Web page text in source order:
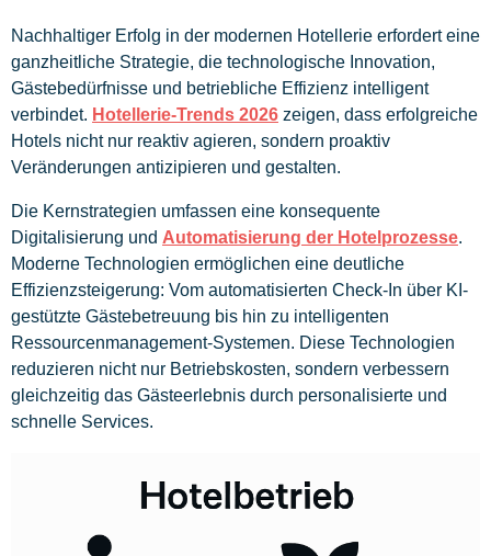
Nachhaltiger Erfolg in der modernen Hotellerie erfordert eine
ganzheitliche Strategie, die technologische Innovation,
Gästebedürfnisse und betriebliche Effizienz intelligent
verbindet. Hotellerie-Trends 2026 zeigen, dass erfolgreiche
Hotels nicht nur reaktiv agieren, sondern proaktiv
Veränderungen antizipieren und gestalten.
Die Kernstrategien umfassen eine konsequente
Digitalisierung und Automatisierung der Hotelprozesse.
Moderne Technologien ermöglichen eine deutliche
Effizienzsteigerung: Vom automatisierten Check-In über KI-
gestützte Gästebetreuung bis hin zu intelligenten
Ressourcenmanagement-Systemen. Diese Technologien
reduzieren nicht nur Betriebskosten, sondern verbessern
gleichzeitig das Gästeerlebnis durch personalisierte und
schnelle Services.